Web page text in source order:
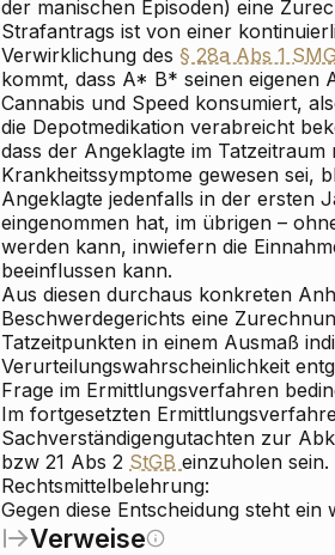
der manischen Episoden) eine
Strafantrags ist von einer
Verwirklichung des § 28a Abs 1 SMG
kommt, dass A* B* seinen eigenen
Cannabis und Speed konsumiert,
die Depotmedikation verabreicht
dass der Angeklagte im
Krankheitssymptome gewesen sei,
Angeklagte jedenfalls in der ersten
eingenommen hat, im übrigen –
werden kann, inwiefern die
beeinflussen kann.
Aus diesen durchaus konkreten
Beschwerdegerichts eine
Tatzeitpunkten in einem Ausmaß
Verurteilungswahrscheinlichkeit
Frage im Ermittlungsverfahren
Im fortgesetzten
Sachverständigengutachten zur
bzw 21 Abs 2 StGB einzuholen sein.
Rechtsmittelbelehrung:
Gegen diese Entscheidung steht
Verweise